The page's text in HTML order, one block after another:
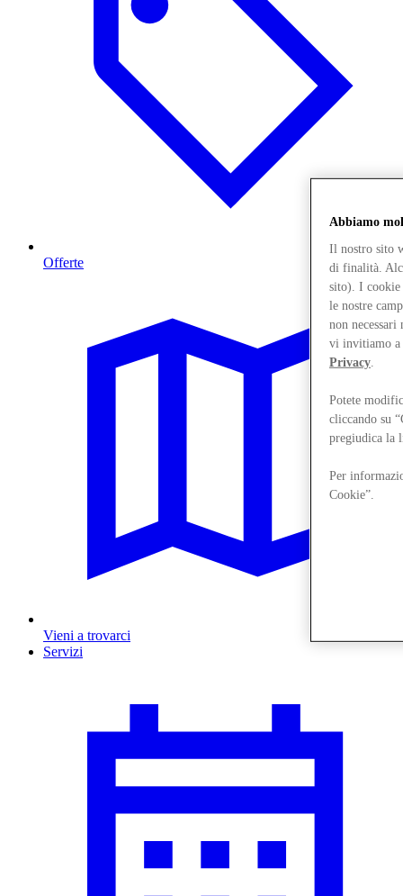
Offerte
Vieni a trovarci
Servizi
Abbiamo
Il nostro sito
di finalità.
sito). I cookie
le nostre
non
vi invitiamo a
Privacy
Potete
cliccando su
pregiudica la
Per
Cookie”.